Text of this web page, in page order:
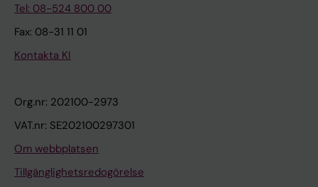
Tel: 08-524 800 00
Fax: 08-31 11 01
Kontakta KI
Org.nr: 202100-2973
VAT.nr: SE202100297301
Om webbplatsen
Tillgänglighetsredogörelse